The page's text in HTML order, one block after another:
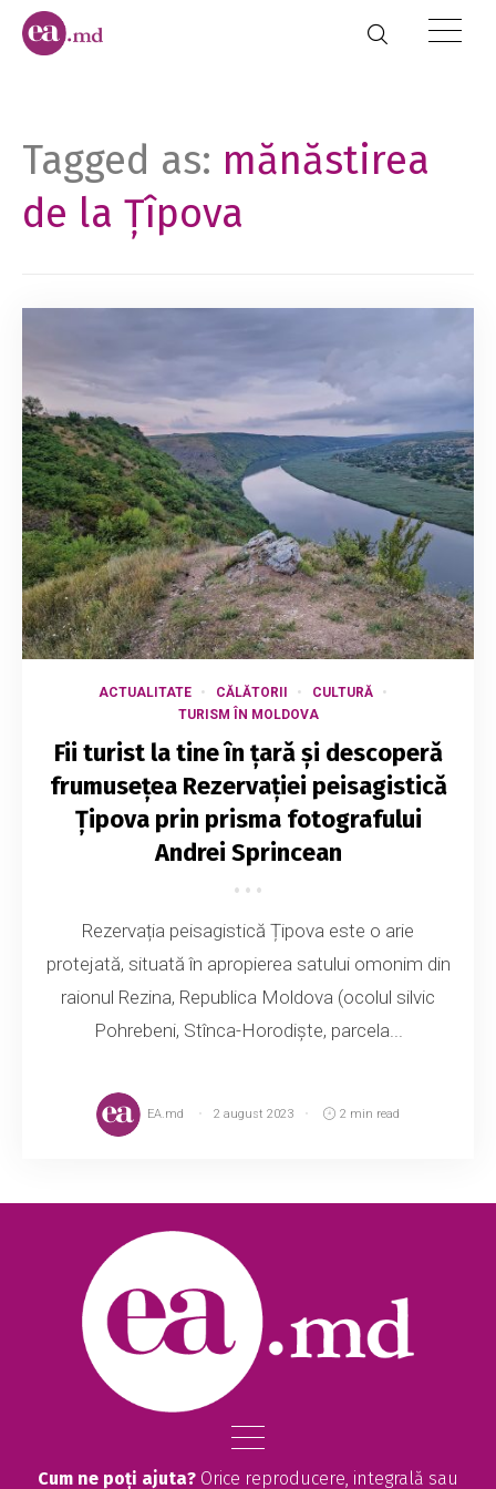
Tagged as: mănăstirea
de la Țîpova
ACTUALITATE CĂLĂTORII
CULTURĂ
TURISM ÎN MOLDOVA
Fii turist la tine în țară și descoperă
frumusețea Rezervației peisagistică
Țipova prin prisma fotografului
Andrei Sprincean
Rezervația peisagistică Țipova este o arie
protejată, situată în apropierea satului omonim din
raionul Rezina, Republica Moldova (ocolul silvic
Pohrebeni, Stînca-Horodiște, parcela...
EA.md 2 august 2023 2 min read
Cum ne poți ajuta? Orice reproducere, integrală sau